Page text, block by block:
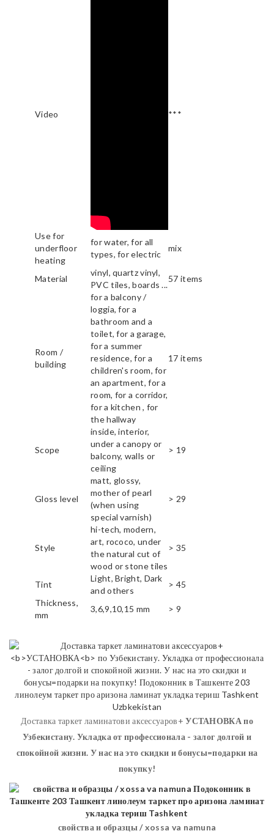
Video ***
Use for
underfloor
heating
for water, for all
types, for electric
mix
Material
vinyl, quartz vinyl,
PVC tiles, boards ...
57 items
Room /
building
for a balcony /
loggia, for a
bathroom and a
toilet, for a garage,
for a summer
residence, for a
children's room, for
an apartment, for a
room, for a corridor,
for a kitchen , for
the hallway
17 items
Scope
inside, interior,
under a canopy or
balcony, walls or
ceiling
> 19
Gloss level
matt, glossy,
mother of pearl
(when using
special varnish)
> 29
Style
hi-tech, modern,
art, rococo, under
the natural cut of
wood or stone tiles
> 35
Tint
Light, Bright, Dark
and others
> 45
Thickness,
mm
3,6,9,10,15 mm > 9
Доставка таркет ламинатови аксессуаров+УСТАНОВКАпо
Узбекистану. Укладка от профессионала - залог долгой и
спокойной жизни. У нас на это скидки и бонусы=подарки на
покупку!
свойства и образцы / xossa va namuna